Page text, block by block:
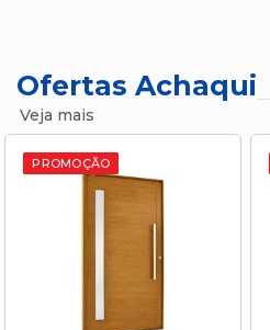
Ofertas Achaqui
Veja mais
PROMOÇÃO